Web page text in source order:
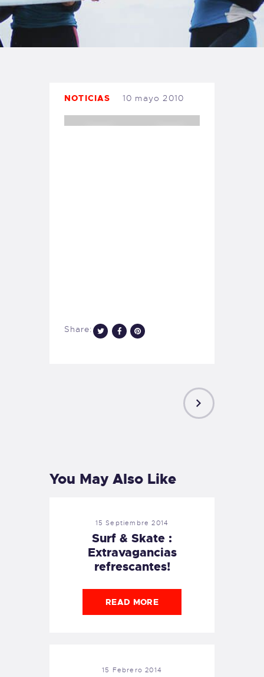
TIENDA FAMILY SURFERS
WEBCAM SALINAS
PEDIDOS
NOTICIAS 10 mayo 2010
Share:
You May Also Like
15 Septiembre 2014
Surf & Skate :
Extravagancias
refrescantes!
READ MORE
15 Febrero 2014